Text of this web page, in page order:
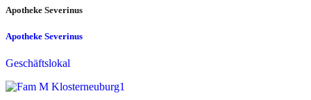
Apotheke Severinus
Apotheke Severinus
Geschäftslokal